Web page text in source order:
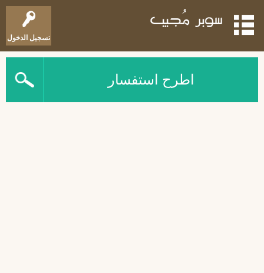
تسجيل الدخول
اطرح استفسار